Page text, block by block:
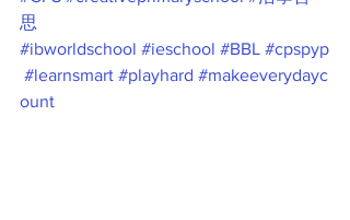
思
#ibworldschool #ieschool #BBL #cpspyp
#learnsmart #playhard #makeeverydayc
ount